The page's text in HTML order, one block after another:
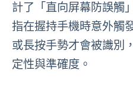
計了「直向屏幕防誤觸
指在握持手機時意外觸
或長按手勢才會被識別
定性與準確度。